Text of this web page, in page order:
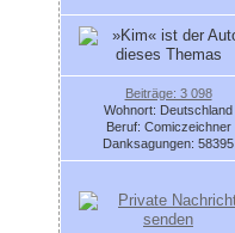
Beiträge: 3 098
Wohnort: Deutschland
Beruf: Comiczeichner
Danksagungen: 58395